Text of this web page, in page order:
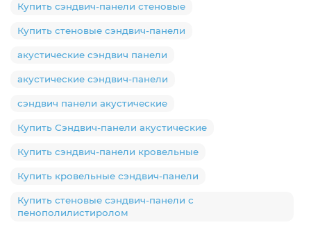
Купить сэндвич-панели стеновые
Купить стеновые сэндвич-панели
акустические сэндвич панели
акустические сэндвич-панели
сэндвич панели акустические
Купить Сэндвич-панели акустические
Купить сэндвич-панели кровельные
Купить кровельные сэндвич-панели
Купить стеновые сэндвич-панели с
пенополилистиролом